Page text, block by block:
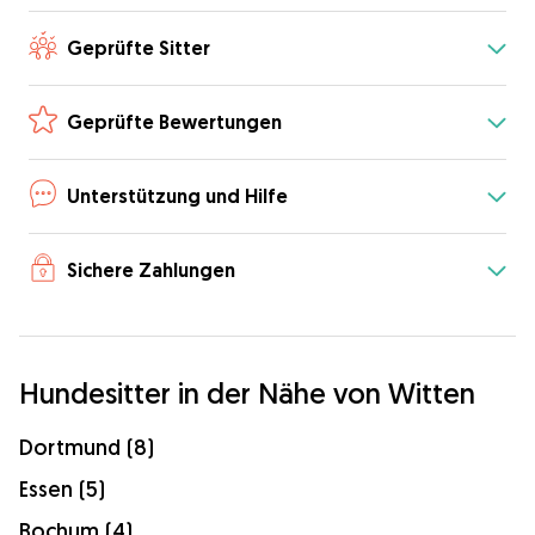
Geprüfte Sitter
Geprüfte Bewertungen
Unterstützung und Hilfe
Sichere Zahlungen
Hundesitter in der Nähe von Witten
Dortmund (8)
Essen (5)